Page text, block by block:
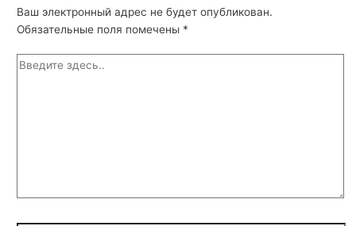
Ваш электронный адрес не будет опубликован.
Обязательные поля помечены *